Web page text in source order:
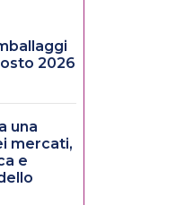
2026
una
mercati,
e